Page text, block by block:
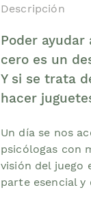
Descripción
Poder
cero es un
Y si se trata
hacer
Un día se nos
psicólogas con
visión del juego
parte esencial